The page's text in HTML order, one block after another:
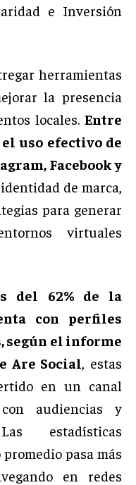
e Inversión
herramientas
la presencia
locales. Entre
uso efectivo de
Facebook y
de marca,
para generar
virtuales
del 62% de la
con perfiles
según el informe
Are Social
, estas
en un canal
audiencias y
estadísticas
pasa más
en redes